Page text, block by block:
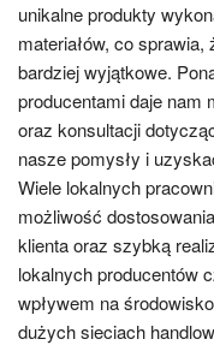
unikalne produkty
materiałów, co
bardziej wyjątkowe.
producentami daje nam
oraz konsultacji
nasze pomysły i
Wiele lokalnych
możliwość
klienta oraz szybką
lokalnych producentów
wpływem na
dużych sieciach